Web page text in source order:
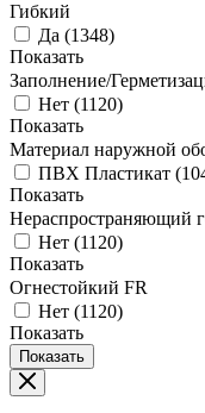
Гибкий
Да (1348)
Показать
Заполнение/
Нет (1120)
Показать
Материал наружной
ПВХ Пластикат (
Показать
Нераспространяющий
Нет (1120)
Показать
Огнестойкий FR
Нет (1120)
Показать
Показать